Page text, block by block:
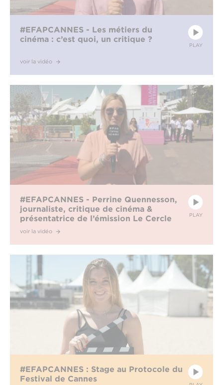
PLAY
#EFAPCANNES - Les métiers du
cinéma : c’est quoi, un critique ?
voir la vidéo
PLAY
#EFAPCANNES - Perrine Quennesson,
journaliste, critique de cinéma &
présentatrice de l’émission Le Cercle
sur Canal+
voir la vidéo
#EFAPCANNES : Stage au Protocole du
Festival de Cannes